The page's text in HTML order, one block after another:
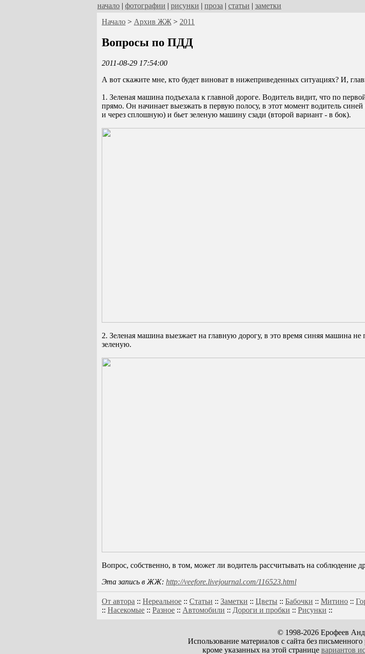
начало | фотографии | рисунки | проза | статьи | заметки
Начало > Архив ЖЖ > 2011
Вопросы по ПДД
2011-08-29 17:54:00
А вот скажите мне, кто будет виноват в нижеприведенных ситуациях? И,
1. Зеленая машина подъехала к главной дороге. Водитель видит, что по
прямо. Он начинает выезжать в первую полосу, в этот момент водитель
и через сплошную) и бьет зеленую машину сзади (второй вариант - в бок).
2. Зеленая машина выезжает на главную дорогу, в это время синяя машина не
зеленую.
Вопрос, собственно, в том, может ли водитель рассчитывать на
Эта запись в ЖЖ: http://veefore.livejournal.com/116523.html
От автора :: Нереальное :: Статьи :: Заметки :: Цветы :: Бабочки :: Митино ::
:: Насекомые :: Разное :: Автомобили :: Дороги и пробки :: Рисунки ::
© 1998-2026 Ерофеев
Использование материалов с сайта без
кроме указанных на этой странице вариантов